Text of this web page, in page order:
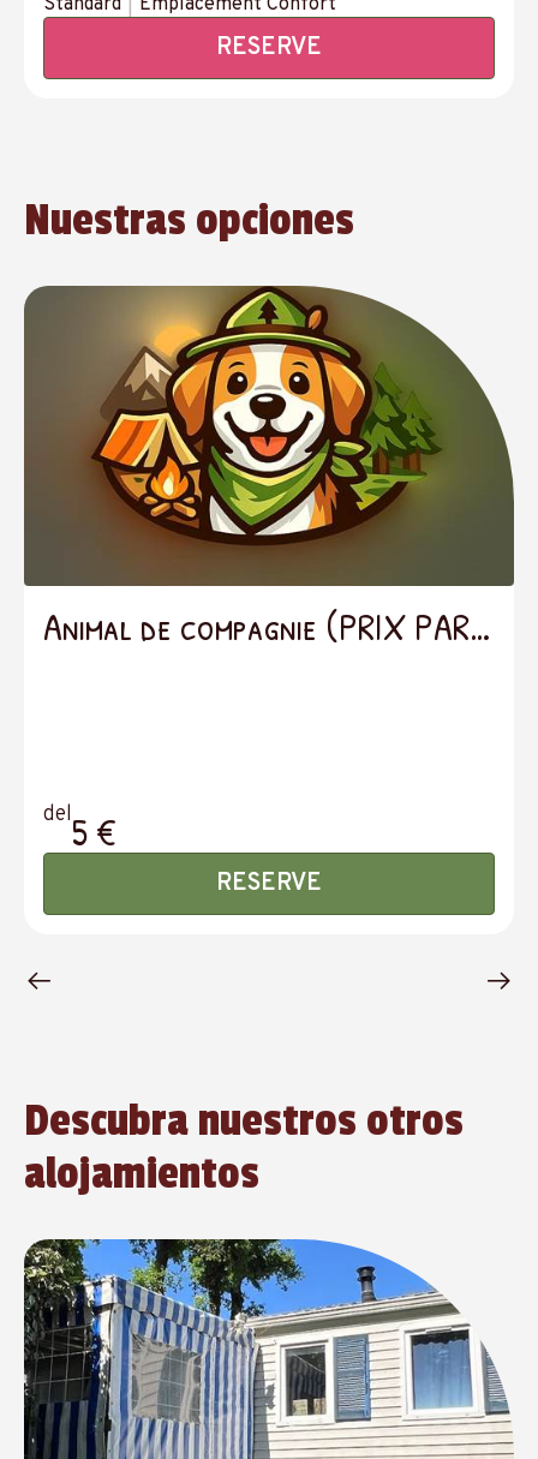
Standard Emplacement Confort
RESERVE
Nuestras opciones
Animal de compagnie (PRIX PAR
del5 €
RESERVE
Descubra nuestros otros
alojamientos